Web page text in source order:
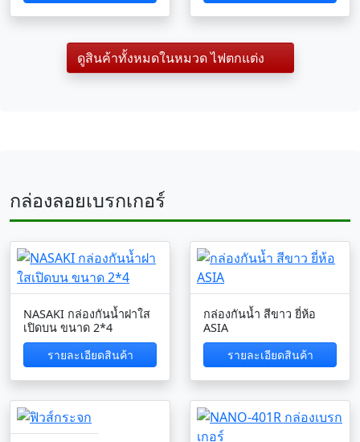
ดูสินค้าทั้งหมดในหมวด ไฟตกแต่ง
กล่องลอยเบรกเกอร์
NASAKI กล่องกันน้ำฝาใส
เปิดบน ขนาด 2*4
รายละเอียดสินค้า
กล่องกันน้ำ สีขาว ยี่ห้อ
ASIA
รายละเอียดสินค้า